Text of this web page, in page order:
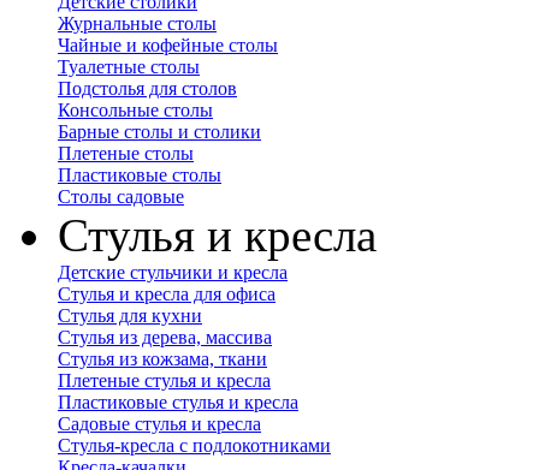
Журнальные столы
Чайные и кофейные столы
Туалетные столы
Подстолья для столов
Консольные столы
Барные столы и столики
Плетеные столы
Пластиковые столы
Столы садовые
Стулья и кресла
Детские стульчики и кресла
Стулья и кресла для офиса
Стулья для кухни
Стулья из дерева, массива
Стулья из кожзама, ткани
Плетеные стулья и кресла
Пластиковые стулья и кресла
Садовые стулья и кресла
Стулья-кресла с подлокотниками